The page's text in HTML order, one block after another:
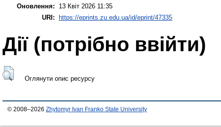
Оновлення:
13 Квіт 2026 11:35
URI:
https://eprints.zu.edu.ua/id/eprint/47335
Дії ​​(потрібно ввійти)
Оглянути опис ресурсу
© 2008–2026 Zhytomyr Ivan Franko State University